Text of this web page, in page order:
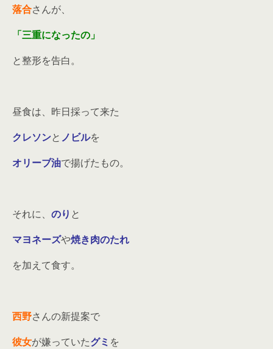
落合さんが、
「三重になったの」
と整形を告白。
昼食は、昨日採って来た
クレソンと ノビルを
オリーブ油で揚げたもの。
それに、 のり と
マヨネーズや焼き肉のたれ
を加えて食す。
西野さんの新提案で
彼女が嫌っていたグミ を